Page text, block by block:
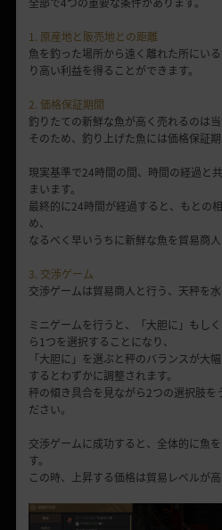
1. 原産地と販売地との距離
魚を釣った場所から遠く離れた所にい
り高い利益を得ることができます。
2. 価格保証期間
釣りたての新鮮な魚が高く売れるのは当
そのため、釣り上げた魚には価格保証
現実基準で24時間の間、時間の経過と
まいます。
最終的に24時間が経過すると、もとの
め、
なるべく早いうちに新鮮な魚を貿易商
3. 交渉ゲーム
交渉ゲームは貿易商人と行う、天秤を
ミニゲームを行うと、「大胆に」もし
ら1つを選択することになり、
「大胆に」を選ぶと秤のバランスが大
するとわずかに調整されます。
秤の傾き具合を見ながら2つの選択肢を
ださい。
交渉ゲームに成功すると、全体的に魚
す。
この時、上昇する価格は貿易レベルが